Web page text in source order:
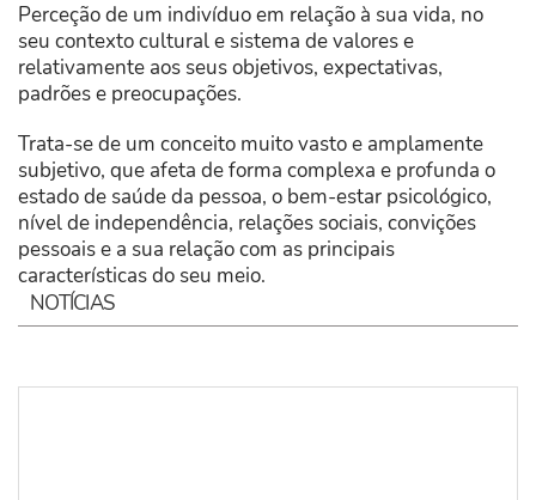
Perceção de um indivíduo em relação à sua vida, no
seu contexto cultural e sistema de valores e
relativamente aos seus objetivos, expectativas,
padrões e preocupações.
Trata-se de um conceito muito vasto e amplamente
subjetivo, que afeta de forma complexa e profunda o
estado de saúde da pessoa, o bem-estar psicológico,
nível de independência, relações sociais, convições
pessoais e a sua relação com as principais
características do seu meio.
NOTÍCIAS